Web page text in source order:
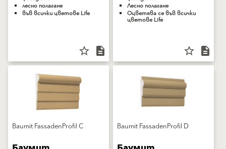
лесно полагане
във всички цветове Life
star_border description
Лесно полагане
Оцветява се във всички
цветове Life
star_border description
Baumit FassadenProfil C Baumit FassadenProfil D